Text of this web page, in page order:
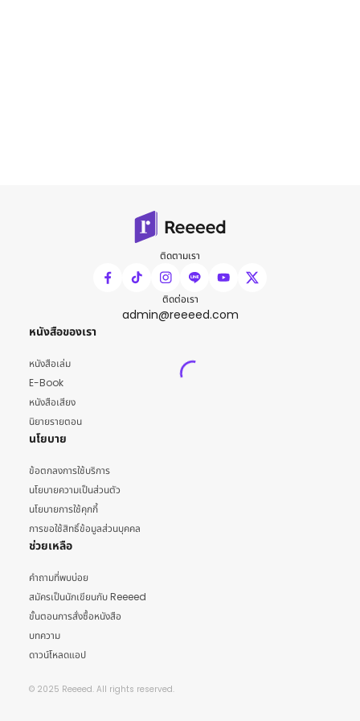
ติดตามเรา
ติดต่อเรา
admin@reeeed.com
หนังสือของเรา
หนังสือเล่ม
E-Book
หนังสือเสียง
นิยายรายตอน
นโยบาย
ข้อตกลงการใช้บริการ
นโยบายความเป็นส่วนตัว
นโยบายการใช้คุกกี้
การขอใช้สิทธิ์ข้อมูลส่วนบุคคล
ช่วยเหลือ
คำถามที่พบบ่อย
สมัครเป็นนักเขียนกับ Reeeed
ขั้นตอนการสั่งซื้อหนังสือ
บทความ
ดาวน์โหลดแอป
© 2025 Reeeed. All rights reserved.